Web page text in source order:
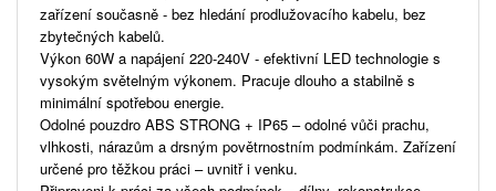
zařízení současně - bez hledání prodlužovacího kabelu, bez
zbytečných kabelů.
Výkon 60W a napájení 220-240V - efektivní LED technologie s
vysokým světelným výkonem. Pracuje dlouho a stabilně s
minimální spotřebou energie.
Odolné pouzdro ABS STRONG + IP65 – odolné vůči prachu,
vlhkosti, nárazům a drsným povětrnostním podmínkám. Zařízení
určené pro těžkou práci – uvnitř i venku.